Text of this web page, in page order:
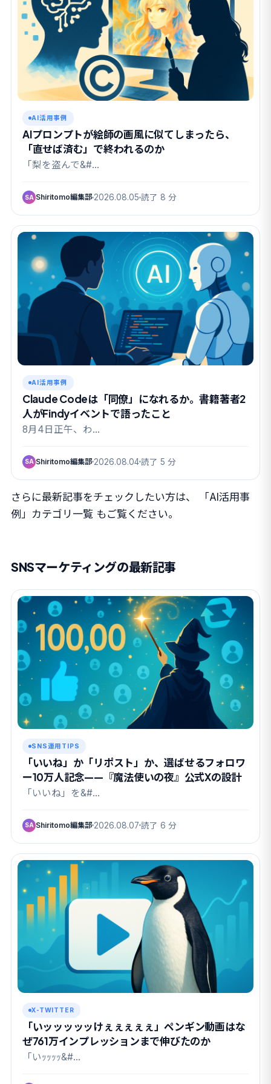
AI活用事例
AIプロンプトが絵師の画風に似てしまったら、
「直せば済む」で終われるのか
「梨を盗んで&#…
SA Shiritomo編集部 2026.08.05 読了 8 分
AI活用事例
Claude Codeは「同僚」になれるか。書籍著者2
人がFindyイベントで語ったこと
8月4日正午、わ…
SA Shiritomo編集部 2026.08.04読了 5 分
さらに最新記事をチェックしたい方は、
「AI活用事
例」カテゴリ一覧 もご覧ください。
SNSマーケティングの最新記事
SNS運用TIPS
「いいね」か「リポスト」か、選ばせるフォロワ
ー10万人記念——『魔法使いの夜』公式Xの設計
「いいね」を&#…
SA Shiritomo編集部 2026.08.07 読了 6 分
X-TWITTER
「いッッッッッけぇぇぇぇぇ」ペンギン動画はな
ぜ761万インプレッションまで伸びたのか
「いｯｯｯｯ&#…